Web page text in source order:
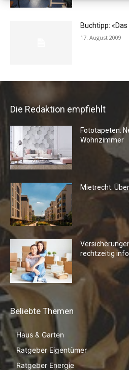
Buchtipp:
17. August 2009
Die Redaktion empfiehlt
Fototapeten:
Wohnzimmer
Mietrecht:
rechtzeitig
Beliebte Themen
Haus & Garten
Ratgeber Eigentümer
Ratgeber Energie